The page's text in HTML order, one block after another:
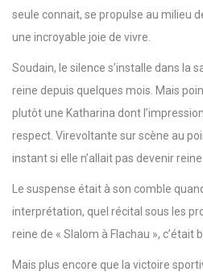
seule connait, se propulse au milieu
une incroyable joie de vivre.
Soudain, le silence s’installe dans la
reine depuis quelques mois. Mais
plutôt une Katharina dont
respect. Virevoltante sur scène au
instant si elle n’allait pas devenir
Le suspense était à son comble
interprétation, quel récital sous les
reine de « Slalom à Flachau », c’était
Mais plus encore que la victoire